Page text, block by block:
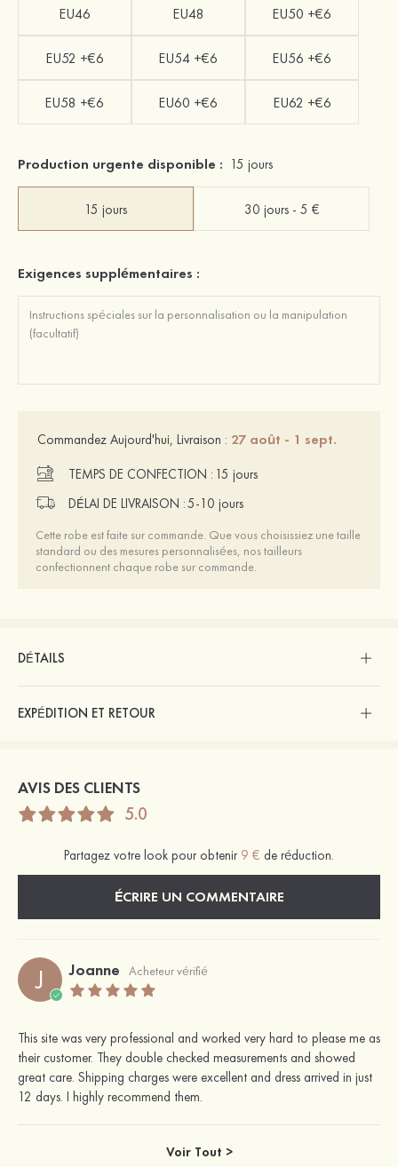
EU46 EU48 EU50 +€6
EU52 +€6 EU54 +€6 EU56 +€6
EU58 +€6 EU60 +€6 EU62 +€6
Production urgente disponible : 15 jours
15 jours 30 jours - 5 €
Exigences supplémentaires :
Commandez Aujourd'hui, Livraison : 27 août - 1 sept.
TEMPS DE CONFECTION : 15 jours
DÉLAI DE LIVRAISON :5-10 jours
Cette robe est faite sur commande. Que vous choisissiez une taille
standard ou des mesures personnalisées, nos tailleurs
confectionnent chaque robe sur commande.
DÉTAILS
EXPÉDITION ET RETOUR
AVIS DES CLIENTS
5.0
Partagez votre look pour obtenir 9 € de réduction.
ÉCRIRE UN COMMENTAIRE
J Joanne Acheteur vérifié
This site was very professional and worked very hard to please me as
their customer. They double checked measurements and showed
great care. Shipping charges were excellent and dress arrived in just
12 days. I highly recommend them.
Voir Tout >